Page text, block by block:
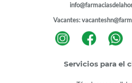
Vacantes:
Servicios para el